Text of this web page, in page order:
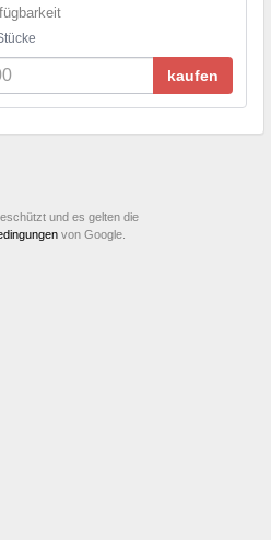
kaufen
und es gelten die
von Google.